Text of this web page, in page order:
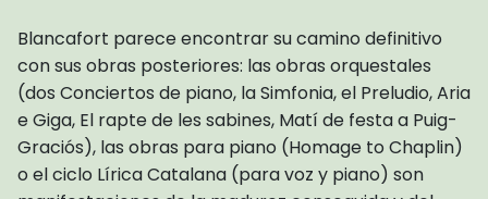
Blancafort parece encontrar su camino definitivo
con sus obras posteriores: las obras orquestales
(dos Conciertos de piano, la Simfonia, el Preludio, Aria
e Giga, El rapte de les sabines, Matí de festa a Puig-
Graciós), las obras para piano (Homage to Chaplin)
o el ciclo Lírica Catalana (para voz y piano) son